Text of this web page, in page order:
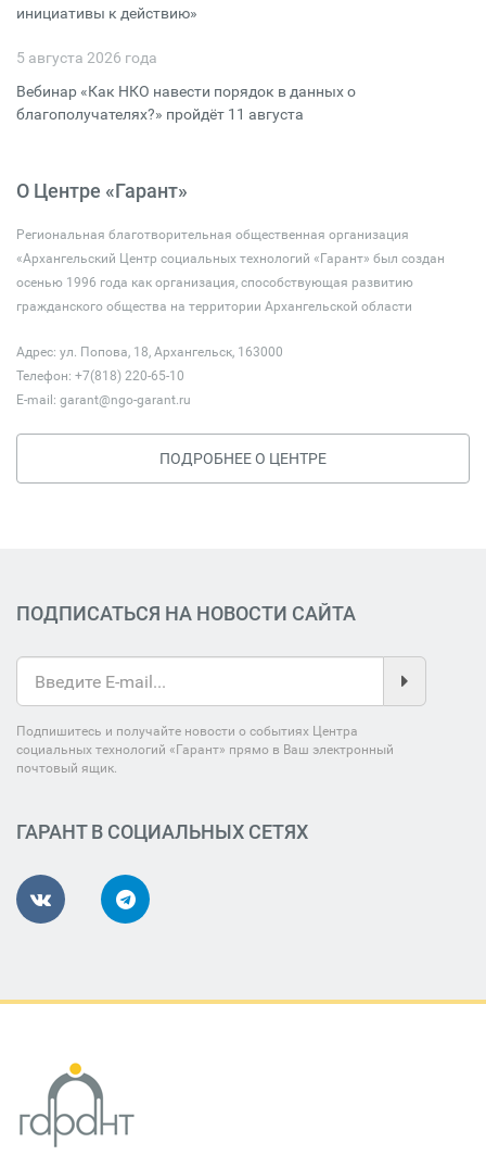
инициативы к действию»
5 августа 2026 года
Вебинар «Как НКО навести порядок в данных о
благополучателях?» пройдёт 11 августа
О Центре «Гарант»
Региональная благотворительная общественная организация
«Архангельский Центр социальных технологий «Гарант» был создан
осенью 1996 года как организация, способствующая развитию
гражданского общества на территории Архангельской области
Адрес: ул. Попова, 18, Архангельск, 163000
Телефон: +7(818) 220-65-10
E-mail: garant@ngo-garant.ru
ПОДРОБНЕЕ О ЦЕНТРЕ
ПОДПИСАТЬСЯ НА НОВОСТИ САЙТА
Подпишитесь и получайте новости о событиях Центра
социальных технологий «Гарант» прямо в Ваш электронный
почтовый ящик.
ГАРАНТ В СОЦИАЛЬНЫХ СЕТЯХ